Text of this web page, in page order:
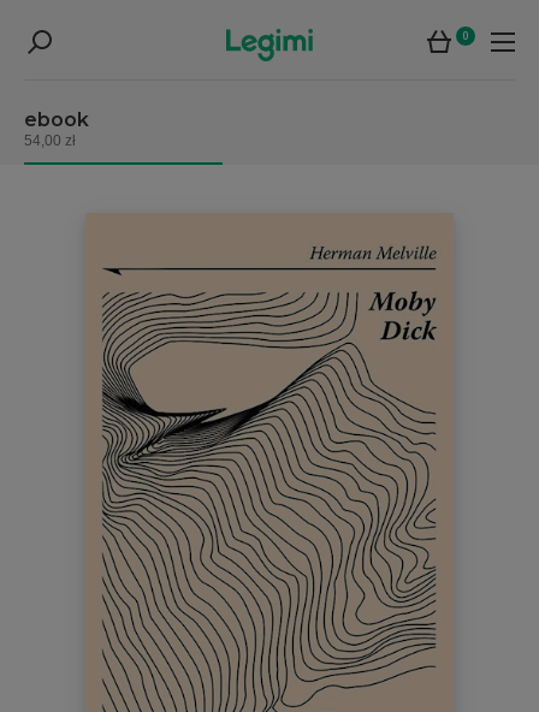
0
ebook
54,00 zł